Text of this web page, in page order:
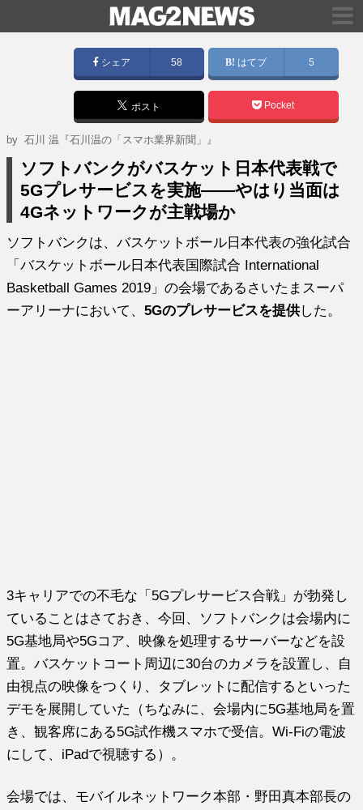
シェア 58 はてブ 5
ポスト Pocket
by石川 温『石川温の「スマホ業界新聞」』
ソフトバンクがバスケット日本代表戦で
5Gプレサービスを実施――やはり当面は
4Gネットワークが主戦場か
ソフトバンクは、バスケットボール日本代表の強化試合
「バスケットボール日本代表国際試合 International
Basketball Games 2019」の会場であるさいたまスーパ
ーアリーナにおいて、5Gのプレサービスを提供した。
3キャリアでの不毛な「5Gプレサービス合戦」が勃発し
ていることはさておき、今回、ソフトバンクは会場内に
5G基地局や5Gコア、映像を処理するサーバーなどを設
置。バスケットコート周辺に30台のカメラを設置し、自
由視点の映像をつくり、タブレットに配信するといった
デモを展開していた（ちなみに、会場内に5G基地局を置
き、観客席にある5G試作機スマホで受信。Wi-Fiの電波
にして、iPadで視聴する）。
会場では、モバイルネットワーク本部・野田真本部長の